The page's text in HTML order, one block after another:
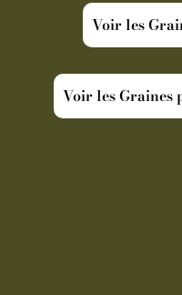
Voir les
Voir les Graines